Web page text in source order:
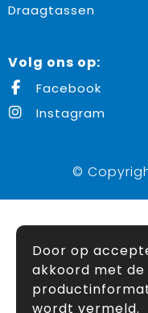
Draagtassen
Volg ons op:
Facebook
Instagram
©
Door op
akkoord met
wordt vermeld.